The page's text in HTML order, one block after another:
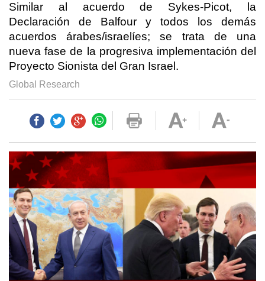
Similar al acuerdo de Sykes-Picot, la
Declaración de Balfour y todos los demás
acuerdos árabes/israelíes; se trata de una
nueva fase de la progresiva implementación del
Proyecto Sionista del Gran Israel.
Global Research